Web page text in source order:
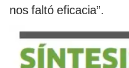
nos faltó eficacia”.